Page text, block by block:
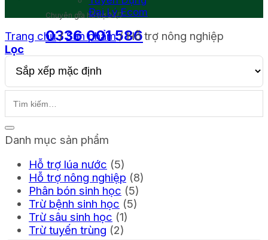
Chuyên gia hỗ trợ 24/7
0336 001 586
Đại Lý Ecom
Trang chủ / Sản phẩm /Hỗ trợ nông nghiệp
Lọc
Danh mục sản phẩm
Hỗ trợ lúa nước (5)
Hỗ trợ nông nghiệp (8)
Phân bón sinh học (5)
Trừ bệnh sinh học (5)
Trừ sâu sinh học (1)
Trừ tuyến trùng (2)